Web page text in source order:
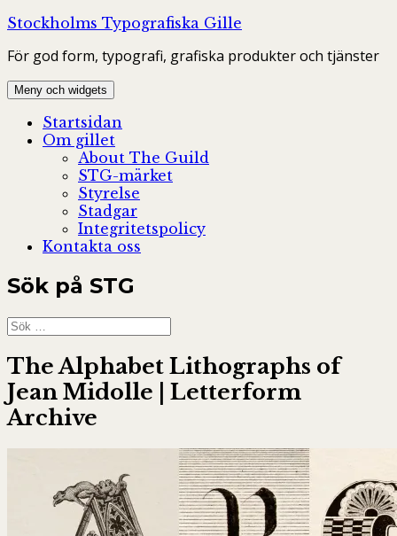
Hoppa
innehåll
Stockholms Typografiska Gille
För god form, typografi, grafiska produkter och tjänster
Meny och widgets
Startsidan
Om gillet
About The Guild
STG-märket
Styrelse
Stadgar
Integritetspolicy
Kontakta oss
Sök på STG
Sök
efter:
The Alphabet Lithographs of
Jean Midolle | Letterform
Archive